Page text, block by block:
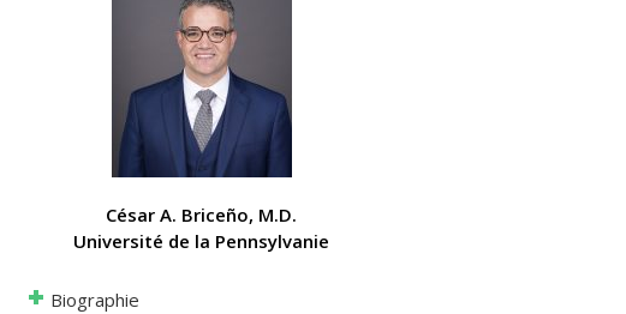
César A. Briceño, M.D.
Université de la Pennsylvanie
Biographie